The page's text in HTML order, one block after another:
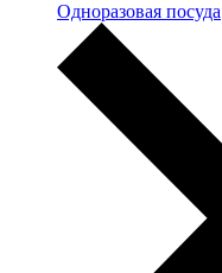
Одноразовая посуда